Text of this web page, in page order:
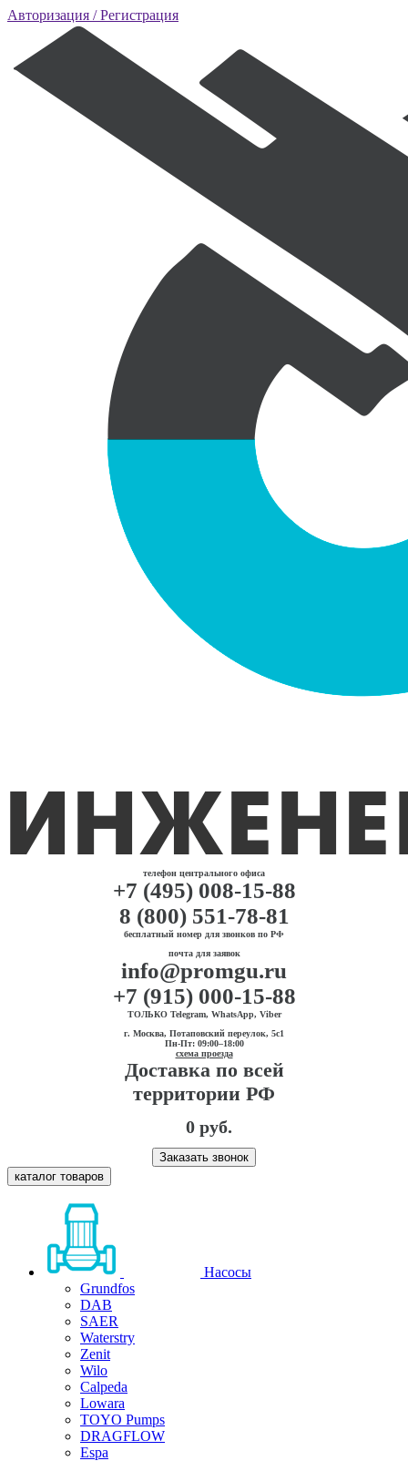
Авторизация / Регистрация
телефон центрального офиса
+7 (495) 008-15-88
8 (800) 551-78-81
бесплатный номер для звонков по РФ
почта для заявок
info@promgu.ru
+7 (915) 000-15-88
ТОЛЬКО Telegram, WhatsApp, Viber
г. Москва, Потаповский переулок, 5с1
Пн-Пт: 09:00–18:00
схема проезда
Доставка по всей
территории РФ
0 руб.
Заказать звонок
каталог товаров
Насосы
Grundfos
DAB
SAER
Waterstry
Zenit
Wilo
Calpeda
Lowara
TOYO Pumps
DRAGFLOW
Espa